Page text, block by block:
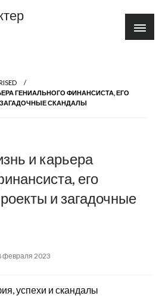
ГЕНИАЛЬНОГО ФИНАНСИСТА, ЕГО
СКАНДАЛЫ
и карьера
его
и загадочные
февраля 2023